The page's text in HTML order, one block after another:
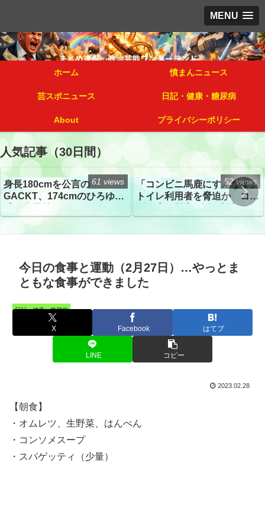
MENU
ホーム 憤まんニュース
芸スポニュース 日記・健康・糖尿病
About プライバシーポリシー
人気記事（30日間）
身長180cmを公言の
GACKT、174cmのひろゆき
トざわつき イベントでの写
真が話題
61 views
「コンビニ馬鹿にすんなよ」
トイレ利用者を脅迫か コン
52 views
今日の食事と運動（2月27日）…やっとま
ともな食事ができました
日記・健康・糖尿病
X Facebook はてブ
LINE コピー
2023.02.28
【朝食】
・オムレツ、生野菜、はんぺん
・コンソメスープ
・スパゲッティ（少量）